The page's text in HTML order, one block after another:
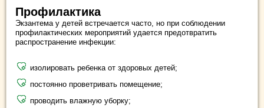
Профилактика
Экзантема у детей встречается часто, но при соблюдении
профилактических мероприятий удается предотвратить
распространение инфекции:
изолировать ребенка от здоровых детей;
постоянно проветривать помещение;
проводить влажную уборку;